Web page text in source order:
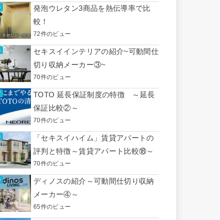
発泡ウレタン3商品を熱伝導率で比
較！
72件のビュー
セキスイインテリアの紹介~可動間仕
切り収納メーカー③~
70件のビュー
TOTO 延長保証制度の特徴 ～延長
保証比較②～
70件のビュー
「セキスイハイム」賃貸アパートの
評判と特徴～賃貸アパート比較⑱～
70件のビュー
ディノスの紹介～可動間仕切り収納
メーカー④～
65件のビュー